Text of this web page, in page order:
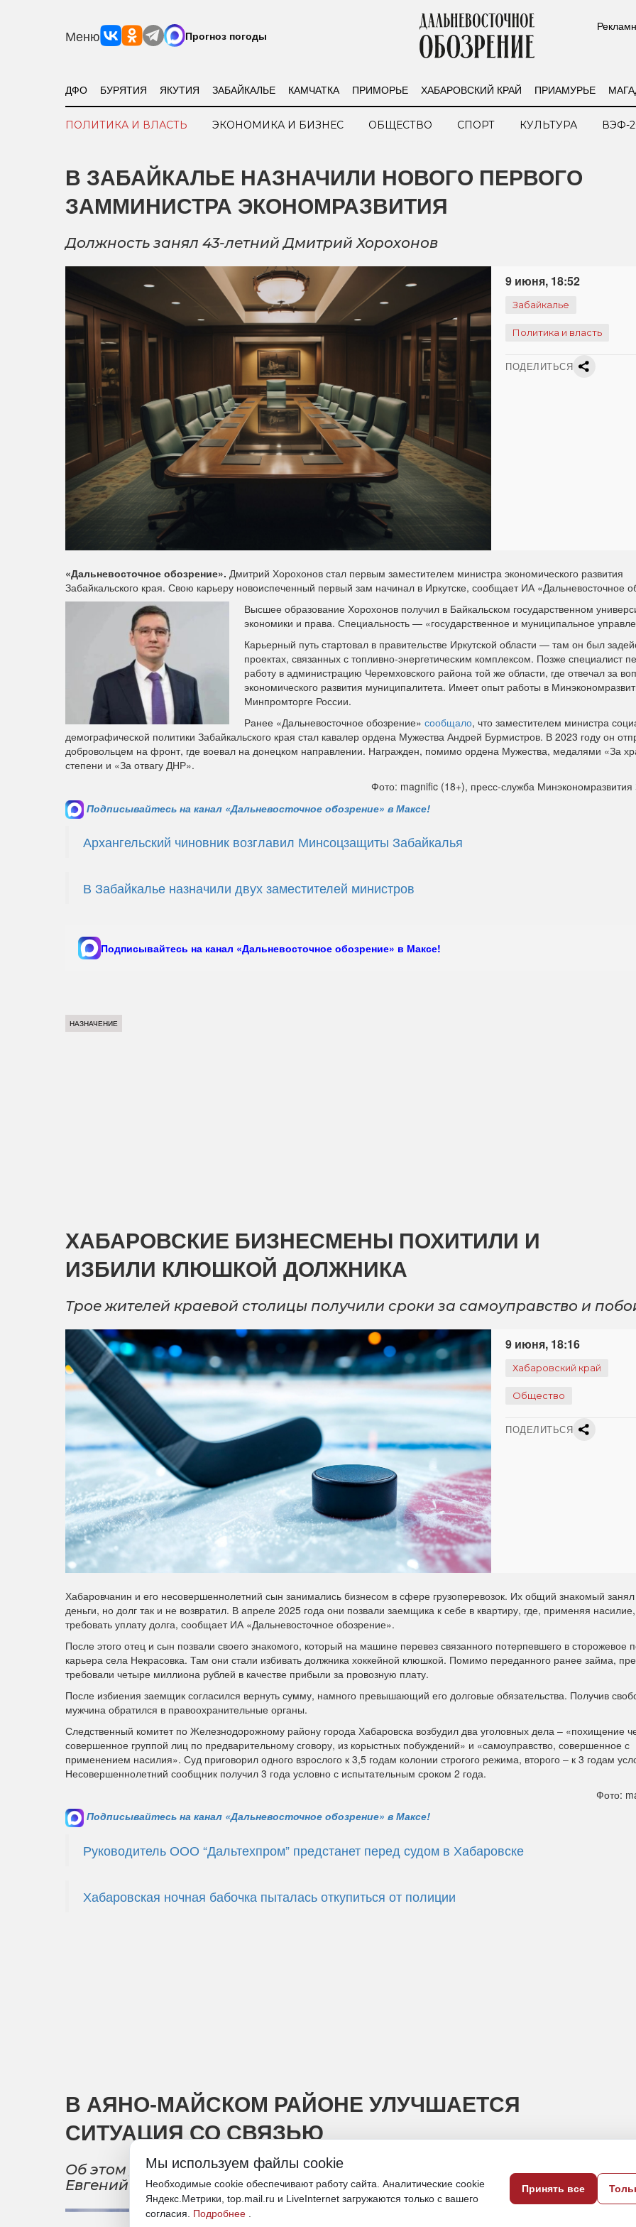
Меню Прогноз погоды
ДФО БУРЯТИЯ ЯКУТИЯ ЗАБАЙКАЛЬЕ КАМЧАТКА ПРИМОРЬЕ ХАБАРОВСКИЙ КРАЙ ПРИАМУРЬЕ
ПОЛИТИКА И ВЛАСТЬ ЭКОНОМИКА И БИЗНЕС ОБЩЕСТВО СПОРТ КУЛЬТУРА ВЭФ-
В ЗАБАЙКАЛЬЕ НАЗНАЧИЛИ НОВОГО ПЕРВОГО
ЗАММИНИСТРА ЭКОНОМРАЗВИТИЯ
Должность занял 43-летний Дмитрий Хорохонов
9 июня, 18:52
Забайкалье
Политика и власть
ПОДЕЛИТЬСЯ
«Дальневосточное обозрение». Дмитрий Хорохонов стал первым заместителем министра экономического развития
Забайкальского края. Свою карьеру новоиспеченный первый зам начинал в Иркутске, сообщает ИА «Дальневосточное
Высшее образование Хорохонов получил в Байкальском государственном
экономики и права. Специальность — «государственное и муниципальное
Карьерный путь стартовал в правительстве Иркутской области — там он был
проектах, связанных с топливно‑энергетическим комплексом. Позже специалист
работу в администрацию Черемховского района той же области, где отвечал за
экономического развития муниципалитета. Имеет опыт работы в
Минпромторге России.
Ранее «Дальневосточное обозрение» сообщало, что заместителем министра
демографической политики Забайкальского края стал кавалер ордена Мужества Андрей Бурмистров. В 2023 году он
добровольцем на фронт, где воевал на донецком направлении. Награжден, помимо ордена Мужества, медалями «За
степени и «За отвагу ДНР».
Фото: magnific (18+), пресс-служба Минэкономразвития
Подписывайтесь на канал «Дальневосточное обозрение» в Максе!
Архангельский чиновник возглавил Минсоцзащиты Забайкалья
В Забайкалье назначили двух заместителей министров
Подписывайтесь на канал «Дальневосточное обозрение» в Максе!
НАЗНАЧЕНИЕ
ХАБАРОВСКИЕ БИЗНЕСМЕНЫ ПОХИТИЛИ И
ИЗБИЛИ КЛЮШКОЙ ДОЛЖНИКА
Трое жителей краевой столицы получили сроки за самоуправство и
9 июня, 18:16
Хабаровский край
Общество
ПОДЕЛИТЬСЯ
Хабаровчанин и его несовершеннолетний сын занимались бизнесом в сфере грузоперевозок. Их общий знакомый
деньги, но долг так и не возвратил. В апреле 2025 года они позвали заемщика к себе в квартиру, где, применяя
требовать уплату долга, сообщает ИА «Дальневосточное обозрение».
После этого отец и сын позвали своего знакомого, который на машине перевез связанного потерпевшего в
карьера села Некрасовка. Там они стали избивать должника хоккейной клюшкой. Помимо переданного ранее займа,
требовали четыре миллиона рублей в качестве прибыли за провозную плату.
После избиения заемщик согласился вернуть сумму, намного превышающий его долговые обязательства. Получив
мужчина обратился в правоохранительные органы.
Следственный комитет по Железнодорожному району города Хабаровска возбудил два уголовных дела – «похищение
совершенное группой лиц по предварительному сговору, из корыстных побуждений» и «самоуправство, совершенное с
применением насилия». Суд приговорил одного взрослого к 3,5 годам колонии строгого режима, второго – к 3 годам
Несовершеннолетний сообщник получил 3 года условно с испытательным сроком 2 года.
Фото:
Подписывайтесь на канал «Дальневосточное обозрение» в Максе!
Руководитель ООО “Дальтехпром” предстанет перед судом в Хабаровске
Хабаровская ночная бабочка пыталась откупиться от полиции
В АЯНО-МАЙСКОМ РАЙОНЕ УЛУЧШАЕТСЯ
СИТУАЦИЯ СО СВЯЗЬЮ
Об этом доложил министр цифрового развития и связи Хабаровского
Евгений Демин
Мы используем файлы cookie
Необходимые cookie обеспечивают работу сайта. Аналитические cookie
Яндекс.Метрики, top.mail.ru и LiveInternet загружаются только с вашего
согласия. Подробнее
Принять все